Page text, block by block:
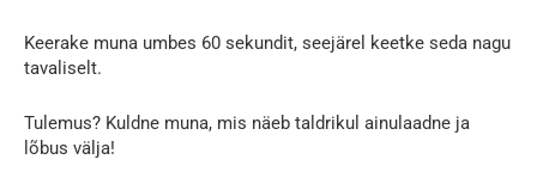
Keerake muna umbes 60 sekundit, seejärel keetke seda nagu
tavaliselt.
Tulemus? Kuldne muna, mis näeb taldrikul ainulaadne ja
lõbus välja!